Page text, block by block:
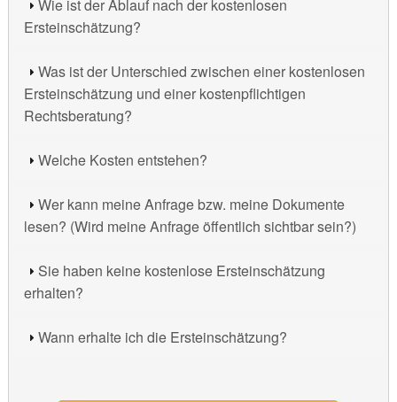
Wie ist der Ablauf nach der kostenlosen
Ersteinschätzung?
Was ist der Unterschied zwischen einer kostenlosen
Ersteinschätzung und einer kostenpflichtigen
Rechtsberatung?
Welche Kosten entstehen?
Wer kann meine Anfrage bzw. meine Dokumente
lesen? (Wird meine Anfrage öffentlich sichtbar sein?)
Sie haben keine kostenlose Ersteinschätzung
erhalten?
Wann erhalte ich die Ersteinschätzung?